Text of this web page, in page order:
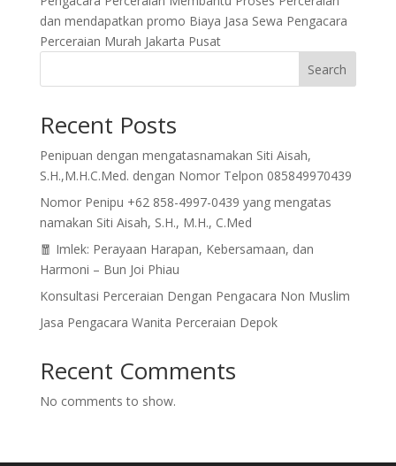
dan mendapatkan promo Biaya Jasa Sewa Pengacara
Perceraian Murah Jakarta Pusat
Search
Recent Posts
Penipuan dengan mengatasnamakan Siti Aisah,
S.H.,M.H.C.Med. dengan Nomor Telpon 085849970439
Nomor Penipu +62 858-4997-0439 yang mengatas
namakan Siti Aisah, S.H., M.H., C.Med
🧧 Imlek: Perayaan Harapan, Kebersamaan, dan
Harmoni – Bun Joi Phiau
Konsultasi Perceraian Dengan Pengacara Non Muslim
Jasa Pengacara Wanita Perceraian Depok
Recent Comments
No comments to show.